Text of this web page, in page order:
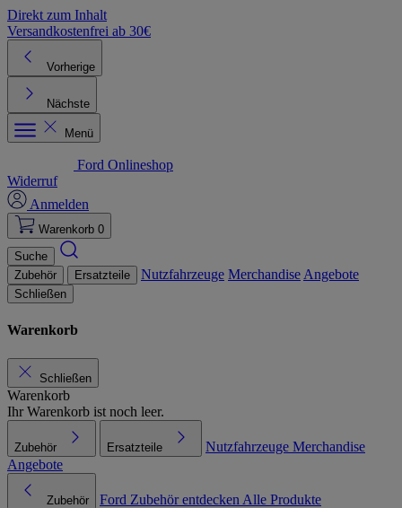
Direkt zum Inhalt
Versandkostenfrei ab 30€
Vorherige
Nächste
Menü
Ford Onlineshop
Widerruf
Anmelden
Warenkorb 0
Suche
Zubehör
Ersatzteile Nutzfahrzeuge Merchandise Angebote
Schließen
Warenkorb
Schließen
Warenkorb
Ihr Warenkorb ist noch leer.
Zubehör Ersatzteile Nutzfahrzeuge Merchandise
Angebote
Zubehör Ford Zubehör entdecken Alle Produkte